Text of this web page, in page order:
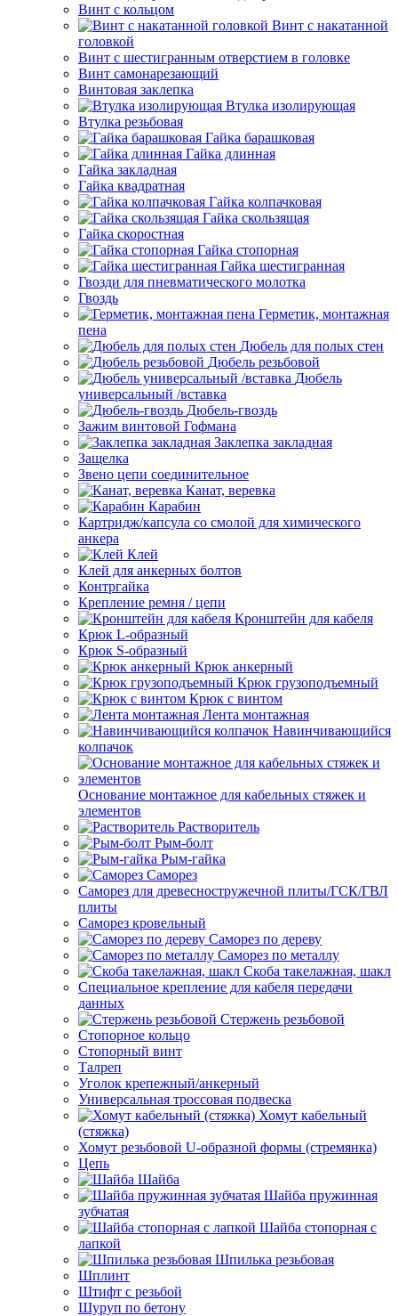
Винт с кольцом
Винт с накатанной
головкой
Винт с шестигранным отверстием в головке
Винт самонарезающий
Винтовая заклепка
Втулка изолирующая
Втулка резьбовая
Гайка барашковая
Гайка длинная
Гайка закладная
Гайка квадратная
Гайка колпачковая
Гайка скользящая
Гайка скоростная
Гайка стопорная
Гайка шестигранная
Гвозди для пневматического молотка
Гвоздь
Герметик, монтажная
пена
Дюбель для полых стен
Дюбель резьбовой
Дюбель
универсальный /вставка
Дюбель-гвоздь
Зажим винтовой Гофмана
Заклепка закладная
Защелка
Звено цепи соединительное
Канат, веревка
Карабин
Картридж/капсула со смолой для химического
анкера
Клей
Клей для анкерных болтов
Контргайка
Крепление ремня / цепи
Кронштейн для кабеля
Крюк L-образный
Крюк S-образный
Крюк анкерный
Крюк грузоподъемный
Крюк с винтом
Лента монтажная
Навинчивающийся
колпачок
Основание монтажное для кабельных стяжек и
элементов
Растворитель
Рым-болт
Рым-гайка
Саморез
Саморез для древесностружечной плиты/ГСК/ГВЛ
плиты
Саморез кровельный
Саморез по дереву
Саморез по металлу
Скоба такелажная, шакл
Специальное крепление для кабеля передачи
данных
Стержень резьбовой
Стопорное кольцо
Стопорный винт
Талреп
Уголок крепежный/анкерный
Универсальная троссовая подвеска
Хомут кабельный
(стяжка)
Хомут резьбовой U-образной формы (стремянка)
Цепь
Шайба
Шайба пружинная
зубчатая
Шайба стопорная с
лапкой
Шпилька резьбовая
Шплинт
Штифт с резьбой
Шуруп по бетону